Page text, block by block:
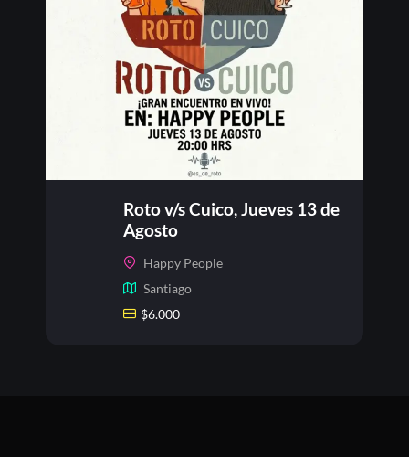
Roto v/s Cuico, Jueves 13 de
Agosto
Happy People
Santiago
$6.000